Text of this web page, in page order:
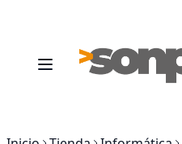
Toggle Nav